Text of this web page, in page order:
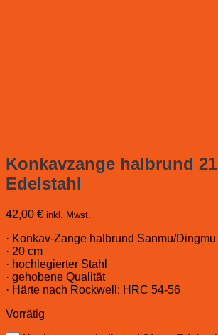
Konkavzange halbrund
Edelstahl
42,00 € inkl. Mwst.
· Konkav-Zange halbrund Sanmu/Dingmu
· 20 cm
· hochlegierter Stahl
· gehobene Qualität
· Härte nach Rockwell: HRC 54-56
Vorrätig